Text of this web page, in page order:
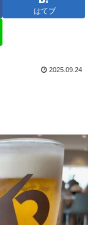
はてブ
2025.09.24